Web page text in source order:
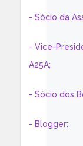
- Sócio da
- Vice-
A25A;
- Sócio dos
- Blogger: